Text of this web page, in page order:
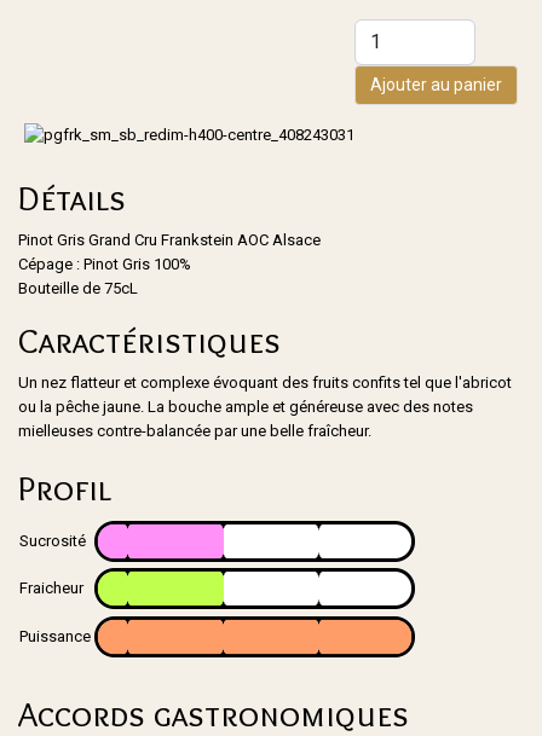
Ajouter au panier
Détails
Pinot Gris Grand Cru Frankstein AOC Alsace
Cépage : Pinot Gris 100%
Bouteille de 75cL
Caractéristiques
Un nez flatteur et complexe évoquant des fruits confits tel que l'abricot
ou la pêche jaune. La bouche ample et généreuse avec des notes
mielleuses contre-balancée par une belle fraîcheur.
Profil
Sucrosité
Fraicheur
Puissance
Accords gastronomiques